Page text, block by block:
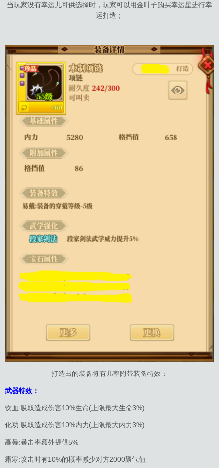
当玩家没有幸运儿可供选择时，玩家可以用金叶子购买幸运星进行幸
运打造；
打造出的装备将有几率附带装备特效；
武器特效：
饮血:吸取造成伤害10%生命(上限最大生命3%)
化功:吸取造成伤害10%内力(上限最大内力3%)
高暴:暴击率额外提供5%
霜寒:攻击时有10%的概率减少对方2000聚气值